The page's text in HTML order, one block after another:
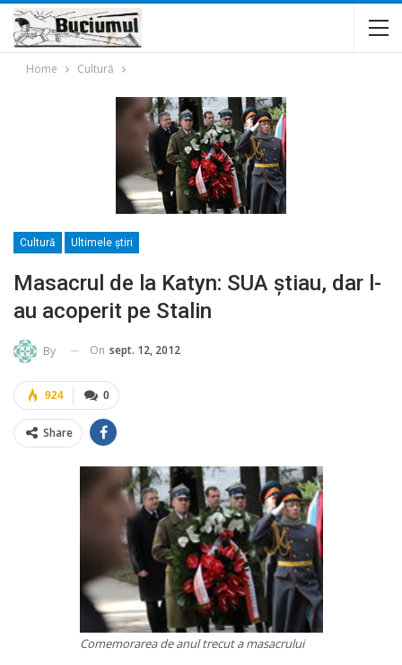
Home Cultură
Cultură Ultimele ştiri
Masacrul de la Katyn: SUA știau, dar l-
au acoperit pe Stalin
By On sept. 12, 2012
0
924
Share
Comemorarea de anul trecut a masacrului